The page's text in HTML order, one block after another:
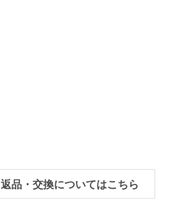
返品・交換についてはこちら